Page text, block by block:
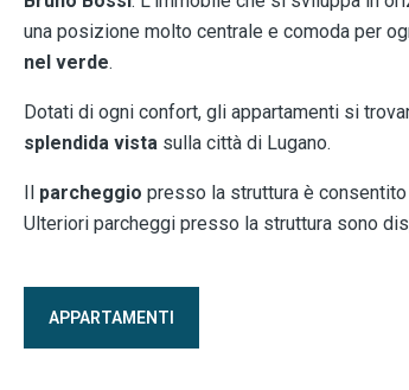
una posizione molto centrale e comoda per
nel verde.
Dotati di ogni confort, gli appartamenti si
splendida vista sulla città di Lugano.
Il parcheggio presso la struttura è
Ulteriori parcheggi presso la struttura sono
APPARTAMENTI